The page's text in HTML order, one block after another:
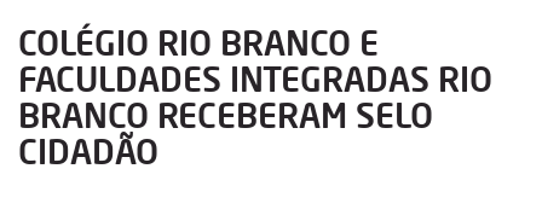
COLÉGIO RIO BRANCO E
FACULDADES INTEGRADAS RIO
BRANCO RECEBERAM SELO
CIDADÃO